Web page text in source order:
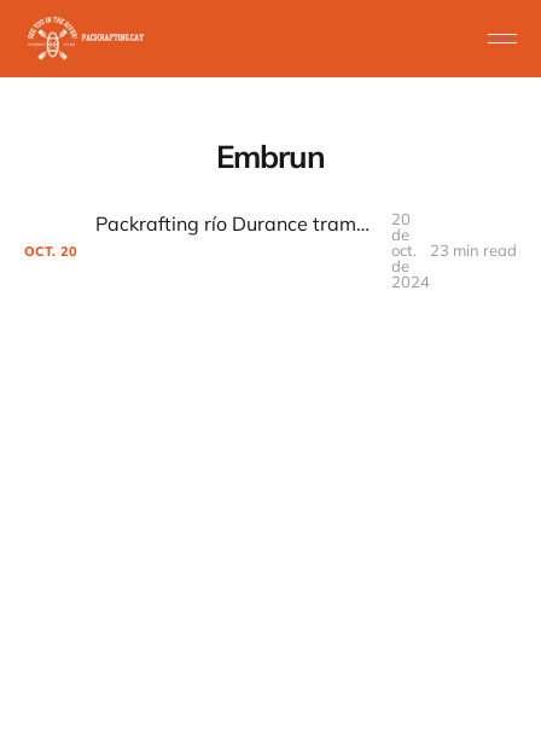
Embrun
OCT. 20
Packrafting río Durance tramo Clásico tramo final Gil a Embrun
20
de
oct.
de
2024
23 min read